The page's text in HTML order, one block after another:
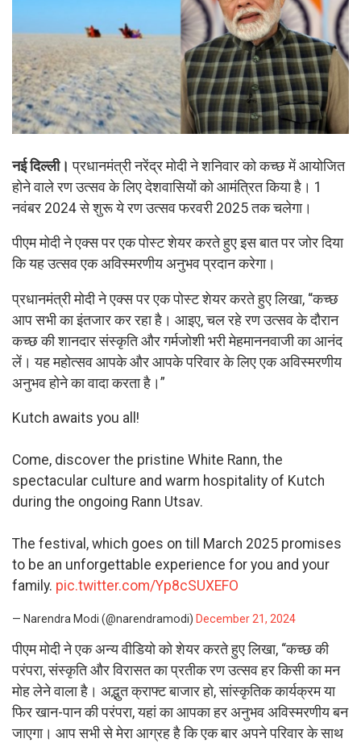
नई दिल्ली।प्रधानमंत्री नरेंद्र मोदी ने शनिवार को कच्छ में आयोजित
होने वाले रण उत्सव के लिए देशवासियों को आमंत्रित किया है। 1
नवंबर 2024 से शुरू ये रण उत्सव फरवरी 2025 तक चलेगा।
पीएम मोदी ने एक्स पर एक पोस्ट शेयर करते हुए इस बात पर जोर दिया
कि यह उत्सव एक अविस्मरणीय अनुभव प्रदान करेगा।
प्रधानमंत्री मोदी ने एक्स पर एक पोस्ट शेयर करते हुए लिखा, “कच्छ
आप सभी का इंतजार कर रहा है। आइए, चल रहे रण उत्सव के दौरान
कच्छ की शानदार संस्कृति और गर्मजोशी भरी मेहमाननवाजी का आनंद
लें। यह महोत्सव आपके और आपके परिवार के लिए एक अविस्मरणीय
अनुभव होने का वादा करता है।”
Kutch awaits you all!
Come, discover the pristine White Rann, the
spectacular culture and warm hospitality of Kutch
during the ongoing Rann Utsav.
The festival, which goes on till March 2025 promises
to be an unforgettable experience for you and your
family. pic.twitter.com/Yp8cSUXEFO
— Narendra Modi (@narendramodi) December 21, 2024
पीएम मोदी ने एक अन्य वीडियो को शेयर करते हुए लिखा, “कच्छ की
परंपरा, संस्कृति और विरासत का प्रतीक रण उत्सव हर किसी का मन
मोह लेने वाला है। अद्भुत क्राफ्ट बाजार हो, सांस्कृतिक कार्यक्रम या
फिर खान-पान की परंपरा, यहां का आपका हर अनुभव अविस्मरणीय बन
जाएगा। आप सभी से मेरा आग्रह है कि एक बार अपने परिवार के साथ